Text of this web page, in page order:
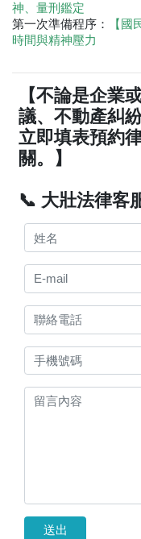
神、量刑鑑定
第一次準備程序：
【
時間與精神壓力
【不論是企業
議、不動產糾
立即填表預約
關。】
📞 大壯法律客
送出